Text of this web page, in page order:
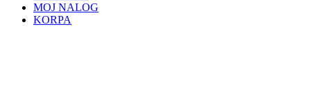
MOJ NALOG
KORPA